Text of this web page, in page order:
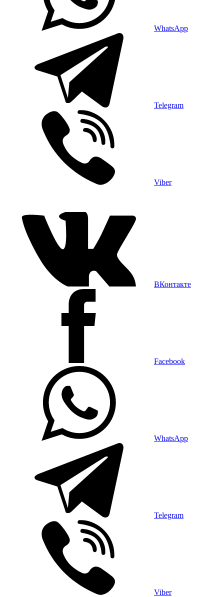
WhatsApp
Telegram
Viber
ВКонтакте
Facebook
WhatsApp
Telegram
Viber